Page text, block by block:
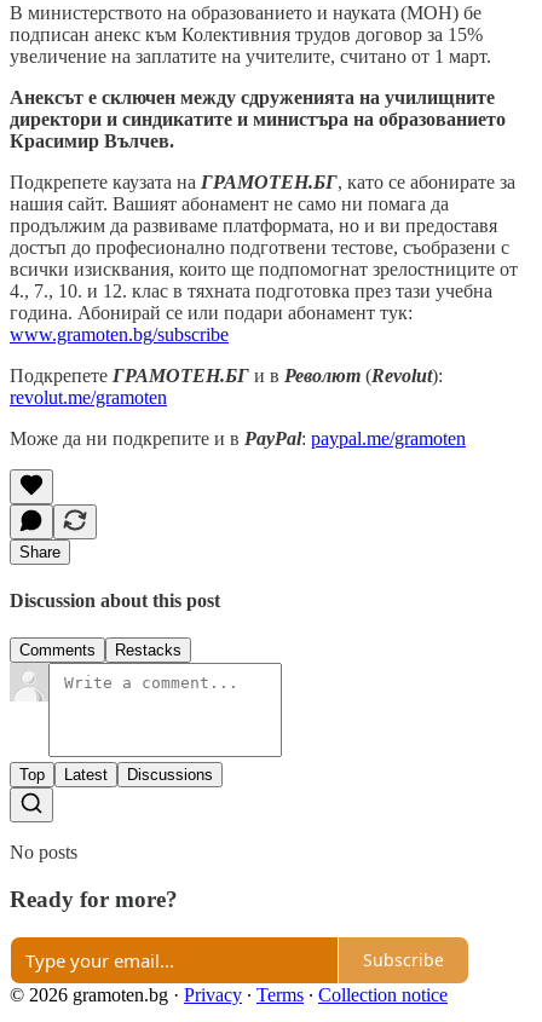
В министерството на образованието и науката (МОН) бе
подписан анекс към Колективния трудов договор за 15%
увеличение на заплатите на учителите, считано от 1 март.
Анексът е сключен между сдруженията на училищните
директори и синдикатите и министъра на образованието
Красимир Вълчев.
Подкрепете каузата на ГРАМОТЕН.БГ, като се абонирате за
нашия сайт. Вашият абонамент не само ни помага да
продължим да развиваме платформата, но и ви предоставя
достъп до професионално подготвени тестове, съобразени с
всички изисквания, които ще подпомогнат зрелостниците от
4., 7., 10. и 12. клас в тяхната подготовка през тази учебна
година. Абонирай се или подари абонамент тук:
www.gramoten.bg/subscribe
Подкрепете ГРАМОТЕН.БГ и в Револют (Revolut):
revolut.me/gramoten
Може да ни подкрепите и в PayPal: paypal.me/gramoten
Share
Discussion about this post
Comments Restacks
Top Latest Discussions
No posts
Ready for more?
Subscribe
© 2026 gramoten.bg · Privacy ∙ Terms ∙ Collection notice